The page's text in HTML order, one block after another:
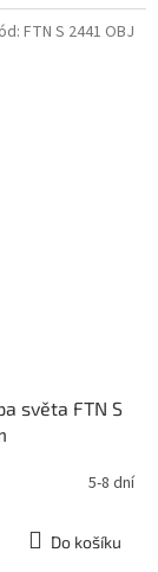
světa FTN S
5-8 dní
Do košíku
FTN S 2441 OBJ